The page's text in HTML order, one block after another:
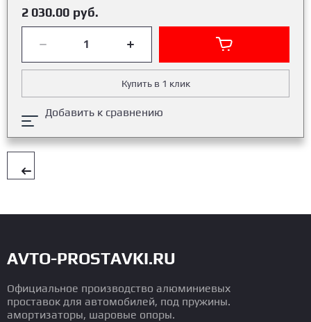
2 030.00 руб.
Купить в 1 клик
Добавить к сравнению
AVTO-PROSTAVKI.RU
Официальное производство алюминиевых
проставок для автомобилей, под пружины.
амортизаторы, шаровые опоры.